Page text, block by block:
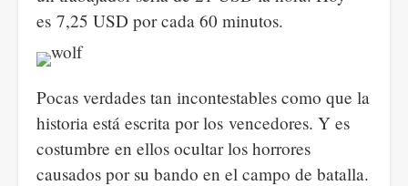
es 7,25 USD por cada 60 minutos.
Pocas verdades tan incontestables como que la
historia está escrita por los vencedores. Y es
costumbre en ellos ocultar los horrores
causados por su bando en el campo de batalla.